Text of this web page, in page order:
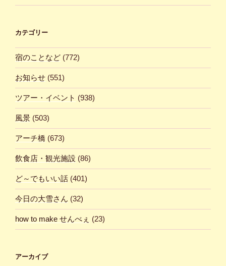
カテゴリー
宿のことなど (772)
お知らせ (551)
ツアー・イベント (938)
風景 (503)
アーチ橋 (673)
飲食店・観光施設 (86)
ど～でもいい話 (401)
今日の大雪さん (32)
how to make せんべぇ (23)
アーカイブ